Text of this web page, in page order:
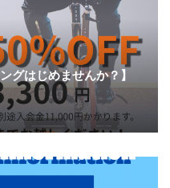
グはじめませんか？】